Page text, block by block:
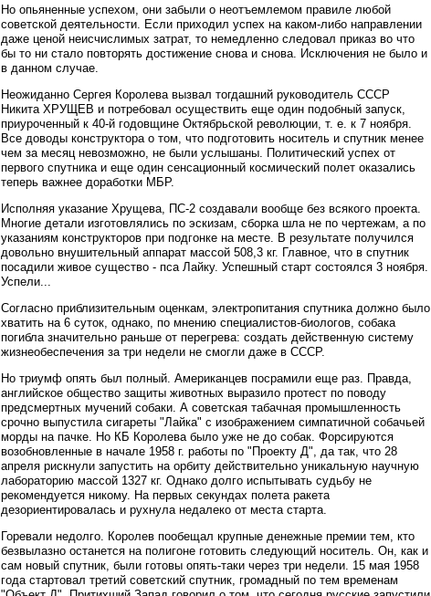
Но опьяненные успехом, они забыли о неотъемлемом правиле любой
советской деятельности. Если приходил успех на каком-либо направлении
даже ценой неисчислимых затрат, то немедленно следовал приказ во что
бы то ни стало повторять достижение снова и снова. Исключения не было и
в данном случае.
Неожиданно Сергея Королева вызвал тогдашний руководитель СССР
Никита ХРУЩЕВ и потребовал осуществить еще один подобный запуск,
приуроченный к 40-й годовщине Октябрьской революции, т. е. к 7 ноября.
Все доводы конструктора о том, что подготовить носитель и спутник менее
чем за месяц невозможно, не были услышаны. Политический успех от
первого спутника и еще один сенсационный космический полет оказались
теперь важнее доработки МБР.
Исполняя указание Хрущева, ПС-2 создавали вообще без всякого проекта.
Многие детали изготовлялись по эскизам, сборка шла не по чертежам, а по
указаниям конструкторов при подгонке на месте. В результате получился
довольно внушительный аппарат массой 508,3 кг. Главное, что в спутник
посадили живое существо - пса Лайку. Успешный старт состоялся 3 ноября.
Успели...
Согласно приблизительным оценкам, электропитания спутника должно было
хватить на 6 суток, однако, по мнению специалистов-биологов, собака
погибла значительно раньше от перегрева: создать действенную систему
жизнеобеспечения за три недели не смогли даже в СССР.
Но триумф опять был полный. Американцев посрамили еще раз. Правда,
английское общество защиты животных выразило протест по поводу
предсмертных мучений собаки. А советская табачная промышленность
срочно выпустила сигареты "Лайка" с изображением симпатичной собачьей
морды на пачке. Но КБ Королева было уже не до собак. Форсируются
возобновленные в начале 1958 г. работы по "Проекту Д", да так, что 28
апреля рискнули запустить на орбиту действительно уникальную научную
лабораторию массой 1327 кг. Однако долго испытывать судьбу не
рекомендуется никому. На первых секундах полета ракета
дезориентировалась и рухнула недалеко от места старта.
Горевали недолго. Королев пообещал крупные денежные премии тем, кто
безвылазно останется на полигоне готовить следующий носитель. Он, как и
сам новый спутник, были готовы опять-таки через три недели. 15 мая 1958
года стартовал третий советский спутник, громадный по тем временам